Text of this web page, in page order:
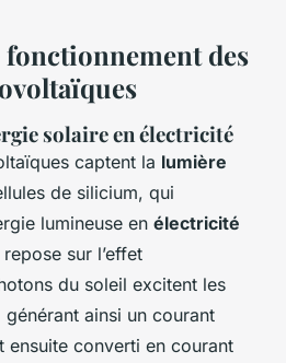
des
solaire en électricité
captent la lumière
de silicium, qui
lumineuse en électricité
sur l’effet
du soleil excitent les
ainsi un courant
ensuite converti en courant